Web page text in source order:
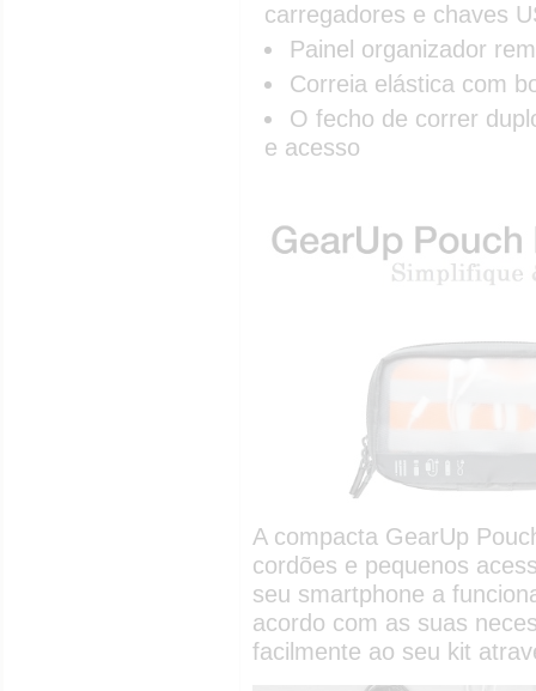
carregadores e chaves
Painel organizador
Correia elástica com
O fecho de correr
e acesso
A compacta GearUp
cordões e pequenos
seu smartphone a
acordo com as suas
facilmente ao seu kit